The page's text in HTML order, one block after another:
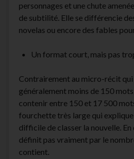
personnages et une chute
de subtilité. Elle se différencie
novelas ou encore des fables
Un format court, mais pas
Contrairement au micro-récit
généralement moins de 150
contenir entre 150 et 17 500
fourchette très large qui
difficile de classer la nouvelle.
définit pas vraiment par le
contient.